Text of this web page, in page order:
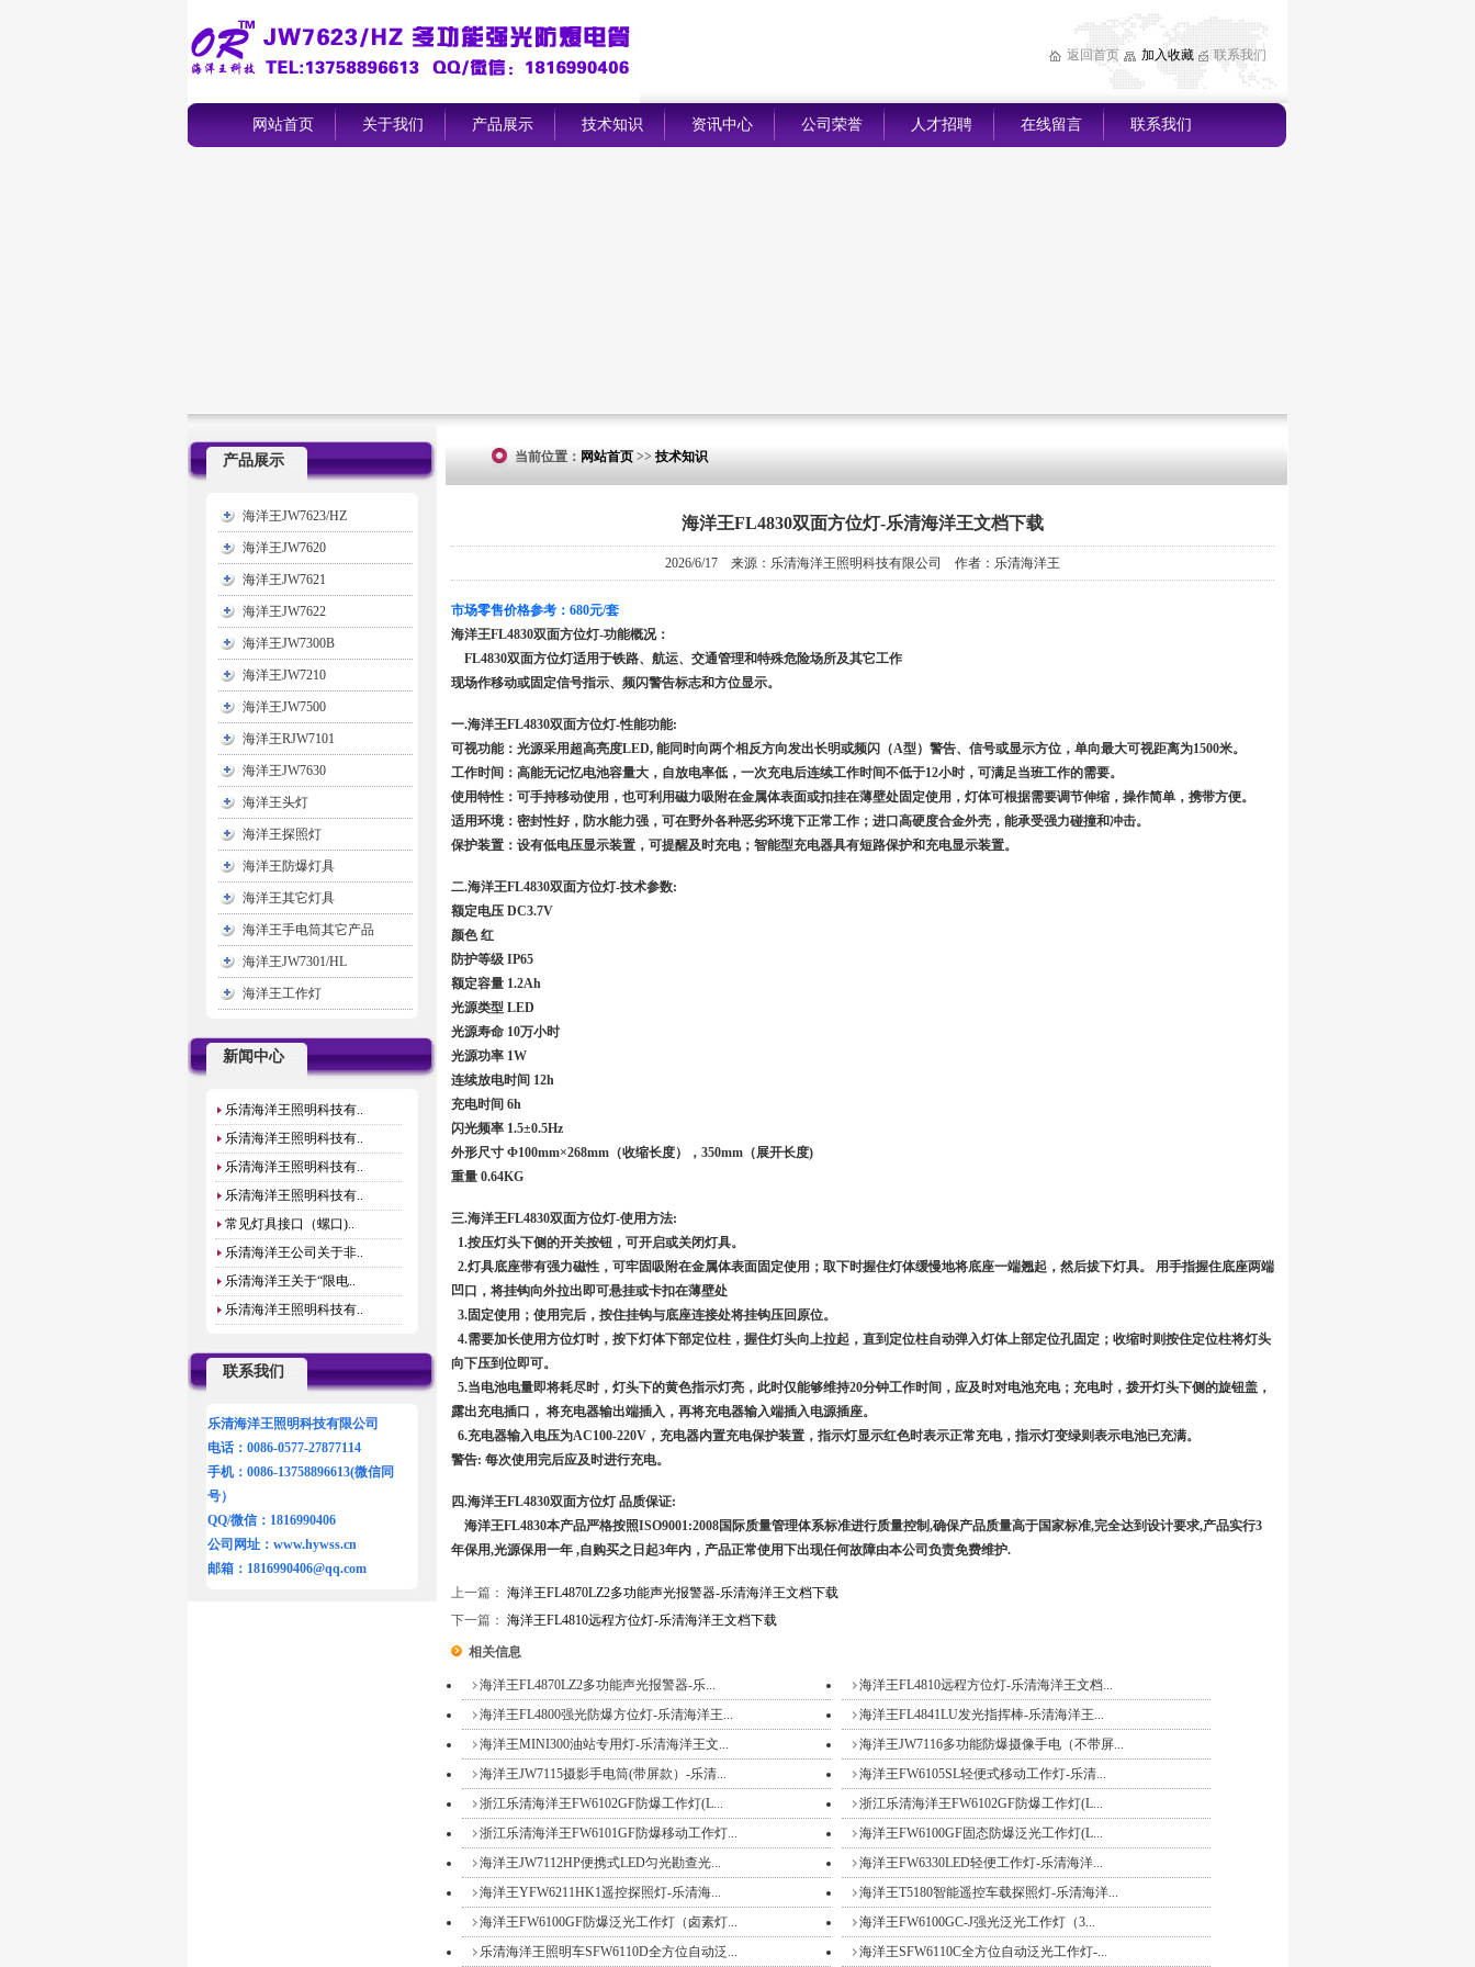
返回首页 加入收藏 联系我们
网站首页 关于我们 产品展示 技术知识 资讯中心 公司荣誉 人才招聘 在线留言 联系我们
产品展示
海洋王JW7623/HZ
海洋王JW7620
海洋王JW7621
海洋王JW7622
海洋王JW7300B
海洋王JW7210
海洋王JW7500
海洋王RJW7101
海洋王JW7630
海洋王头灯
海洋王探照灯
海洋王防爆灯具
海洋王其它灯具
海洋王手电筒其它产品
海洋王JW7301/HL
海洋王工作灯
新闻中心
乐清海洋王照明科技有..
乐清海洋王照明科技有..
乐清海洋王照明科技有..
乐清海洋王照明科技有..
常见灯具接口（螺口)..
乐清海洋王公司关于非..
乐清海洋王关于“限电..
乐清海洋王照明科技有..
联系我们
乐清海洋王照明科技有限公司
电话：0086-0577-27877114
手机：0086-13758896613(微信同
号）
QQ/微信：1816990406
公司网址： www.hywss.cn
邮箱： 1816990406@qq.com
当前位置： 网站首页 >> 技术知识
海洋王FL4830双面方位灯-乐清海洋王文档下载
2026/6/17 来源：乐清海洋王照明科技有限公司 作者：乐清海洋王
市场零售价格参考：680元/套
海洋王FL4830双面方位灯-功能概况：
FL4830双面方位灯适用于铁路、航运、交通管理和特殊危险场所及其它工作
现场作移动或固定信号指示、频闪警告标志和方位显示。
一.海洋王FL4830双面方位灯-性能功能:
可视功能：光源采用超高亮度LED, 能同时向两个相反方向发出长明或频闪（A型）警告、信号或显示方位，单向最大可视距离为1500米。
工作时间：高能无记忆电池容量大，自放电率低，一次充电后连续工作时间不低于12小时，可满足当班工作的需要。
使用特性：可手持移动使用，也可利用磁力吸附在金属体表面或扣挂在薄壁处固定使用，灯体可根据需要调节伸缩，操作简单，携带方便。
适用环境：密封性好，防水能力强，可在野外各种恶劣环境下正常工作；进口高硬度合金外壳，能承受强力碰撞和冲击。
保护装置：设有低电压显示装置，可提醒及时充电；智能型充电器具有短路保护和充电显示装置。
二.海洋王FL4830双面方位灯-技术参数:
额定电压 DC3.7V
颜色 红
防护等级 IP65
额定容量 1.2Ah
光源类型 LED
光源寿命 10万小时
光源功率 1W
连续放电时间 12h
充电时间 6h
闪光频率 1.5±0.5Hz
外形尺寸 Φ100mm×268mm（收缩长度），350mm（展开长度)
重量 0.64KG
三.海洋王FL4830双面方位灯-使用方法:
1.按压灯头下侧的开关按钮，可开启或关闭灯具。
2.灯具底座带有强力磁性，可牢固吸附在金属体表面固定使用；取下时握住灯体缓慢地将底座一端翘起，然后拔下灯具。 用手指握住底座两端
凹口，将挂钩向外拉出即可悬挂或卡扣在薄壁处
3.固定使用；使用完后，按住挂钩与底座连接处将挂钩压回原位。
4.需要加长使用方位灯时，按下灯体下部定位柱，握住灯头向上拉起，直到定位柱自动弹入灯体上部定位孔固定；收缩时则按住定位柱将灯头
向下压到位即可。
5.当电池电量即将耗尽时，灯头下的黄色指示灯亮，此时仅能够维持20分钟工作时间，应及时对电池充电；充电时，拨开灯头下侧的旋钮盖，
露出充电插口， 将充电器输出端插入，再将充电器输入端插入电源插座。
6.充电器输入电压为AC100-220V，充电器内置充电保护装置，指示灯显示红色时表示正常充电，指示灯变绿则表示电池已充满。
警告: 每次使用完后应及时进行充电。
四.海洋王FL4830双面方位灯 品质保证:
海洋王FL4830本产品严格按照ISO9001:2008国际质量管理体系标准进行质量控制,确保产品质量高于国家标准,完全达到设计要求,产品实行3
年保用,光源保用一年 ,自购买之日起3年内，产品正常使用下出现任何故障由本公司负责免费维护.
上一篇： 海洋王FL4870LZ2多功能声光报警器-乐清海洋王文档下载
下一篇： 海洋王FL4810远程方位灯-乐清海洋王文档下载
相关信息
海洋王FL4870LZ2多功能声光报警器-乐...
海洋王FL4810远程方位灯-乐清海洋王文档...
海洋王FL4800强光防爆方位灯-乐清海洋王...
海洋王FL4841LU发光指挥棒-乐清海洋王...
海洋王MINI300油站专用灯-乐清海洋王文...
海洋王JW7116多功能防爆摄像手电（不带屏...
海洋王JW7115摄影手电筒(带屏款）-乐清...
海洋王FW6105SL轻便式移动工作灯-乐清...
浙江乐清海洋王FW6102GF防爆工作灯(L...
浙江乐清海洋王FW6102GF防爆工作灯(L...
浙江乐清海洋王FW6101GF防爆移动工作灯...
海洋王FW6100GF固态防爆泛光工作灯(L...
海洋王JW7112HP便携式LED匀光勘查光...
海洋王FW6330LED轻便工作灯-乐清海洋...
海洋王YFW6211HK1遥控探照灯-乐清海...
海洋王T5180智能遥控车载探照灯-乐清海洋...
海洋王FW6100GF防爆泛光工作灯（卤素灯...
海洋王FW6100GC-J强光泛光工作灯（3...
乐清海洋王照明车SFW6110D全方位自动泛...
海洋王SFW6110C全方位自动泛光工作灯-...